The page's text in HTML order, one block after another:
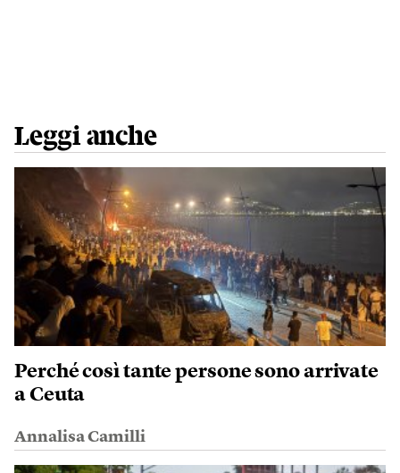
Leggi anche
Perché così tante persone sono arrivate
a Ceuta
Annalisa Camilli